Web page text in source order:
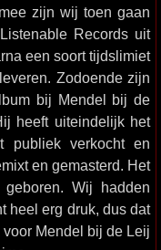
zijn wij toen gaan
Records uit
een soort tijdslimiet
Zodoende zijn
bij Mendel bij de
heeft uiteindelijk het
publiek verkocht en
en gemasterd. Het
Wij hadden
heel erg druk, dus dat
Mendel bij de Leij